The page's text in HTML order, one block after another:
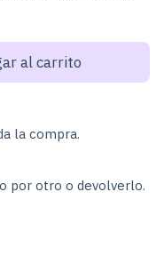
la compra.
por otro o devolverlo.